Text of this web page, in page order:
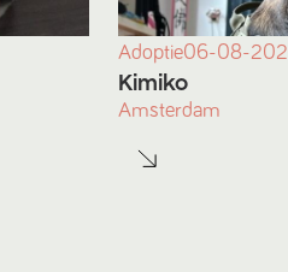
Adoptie06-08-
Kimiko
Amsterdam